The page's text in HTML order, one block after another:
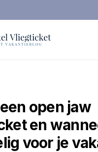
open jaw
en
voor je